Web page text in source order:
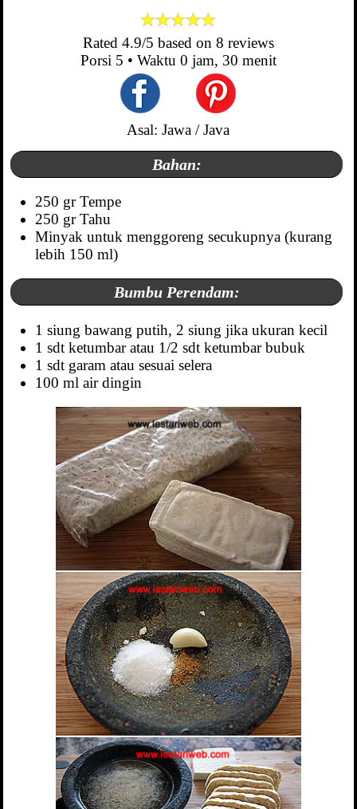
Rated 4.9/5 based on 8 reviews
Porsi 5 • Waktu 0 jam, 30 menit
Asal: Jawa / Java
Bahan:
250 gr Tempe
250 gr Tahu
Minyak untuk menggoreng secukupnya (kurang
lebih 150 ml)
Bumbu Perendam:
1 siung bawang putih, 2 siung jika ukuran kecil
1 sdt ketumbar atau 1/2 sdt ketumbar bubuk
1 sdt garam atau sesuai selera
100 ml air dingin